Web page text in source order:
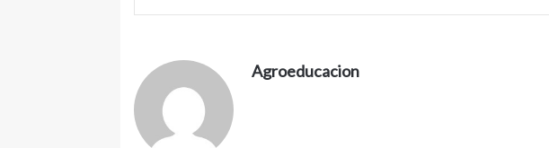
Agroeducacion